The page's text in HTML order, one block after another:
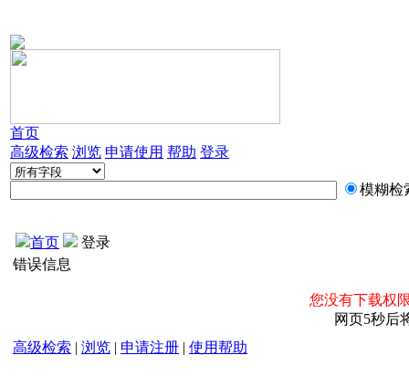
首页
高级检索 浏览 申请使用 帮助 登录
模糊检
首页
登录
错误信息
您没有下载权
网页5秒后
高级检索 | 浏览 | 申请注册 | 使用帮助